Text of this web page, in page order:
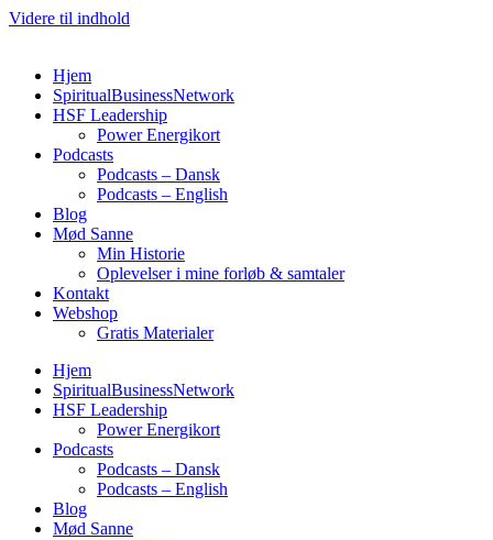
Videre til indhold
Hjem
SpiritualBusinessNetwork
HSF Leadership
Power Energikort
Podcasts
Podcasts – Dansk
Podcasts – English
Blog
Mød Sanne
Min Historie
Oplevelser i mine forløb & samtaler
Kontakt
Webshop
Gratis Materialer
Hjem
SpiritualBusinessNetwork
HSF Leadership
Power Energikort
Podcasts
Podcasts – Dansk
Podcasts – English
Blog
Mød Sanne